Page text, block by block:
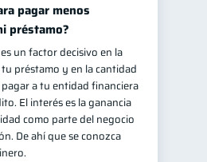
pagar menos
préstamo?
un factor decisivo en la
préstamo y en la cantidad
a tu entidad financiera
El interés es la ganancia
como parte del negocio
De ahí que se conozca